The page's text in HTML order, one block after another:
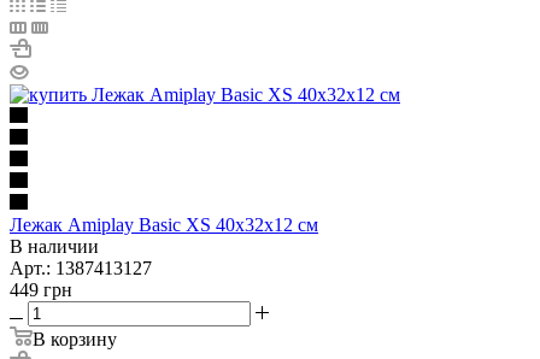
Лежак Amiplay Basic XS 40x32x12 см
В наличии
Арт.: 1387413127
449 грн
В корзину